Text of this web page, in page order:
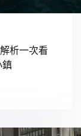
析一次看
鎮